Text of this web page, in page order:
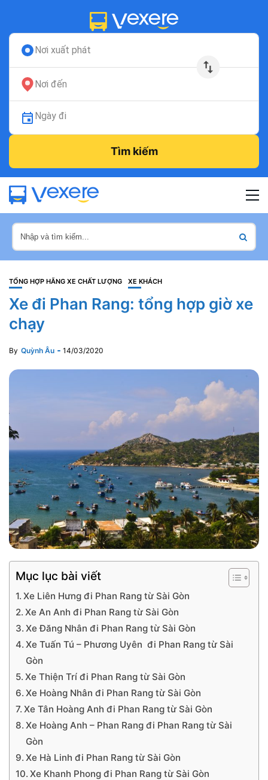
Nơi xuất phát
Nơi đến
Ngày đi
Tìm kiếm
TỔNG HỢP HÃNG XE CHẤT LƯỢNG XE KHÁCH
Xe đi Phan Rang: tổng hợp giờ xe
chạy
By Quỳnh Âu 14/03/2020
Mục lục bài viết
Xe Liên Hưng đi Phan Rang từ Sài Gòn
Xe An Anh đi Phan Rang từ Sài Gòn
Xe Đăng Nhân đi Phan Rang từ Sài Gòn
Xe Tuấn Tú – Phương Uyên đi Phan Rang từ Sài
Gòn
Xe Thiện Trí đi Phan Rang từ Sài Gòn
Xe Hoàng Nhân đi Phan Rang từ Sài Gòn
Xe Tân Hoàng Anh đi Phan Rang từ Sài Gòn
Xe Hoàng Anh – Phan Rang đi Phan Rang từ Sài
Gòn
Xe Hà Linh đi Phan Rang từ Sài Gòn
Xe Khanh Phong đi Phan Rang từ Sài Gòn